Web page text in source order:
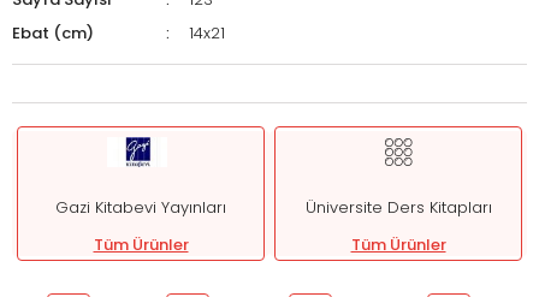
Ebat (cm)
14x21
Gazi Kitabevi Yayınları
Tüm Ürünler
Üniversite Ders Kitapları
Tüm Ürünler